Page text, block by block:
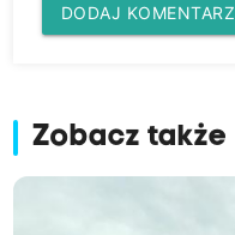
DODAJ KOMENTARZ
Zobacz także